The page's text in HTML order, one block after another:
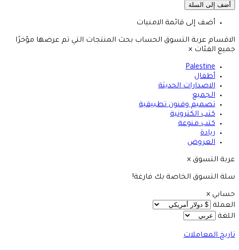
أضف إلى قائمة الامنيات
الاقسام عربة التسوق الحساب بحث المنتجات التي تم عرضها مؤخرًا
جميع الفئات ×
Palestine
أطفال
الاصدارات الحديثة
الجميع
تصميم وفنون تطبيقية
كتب الكترونية
كتب منوعة
ريادة
العروض
عربة التسوق ×
سلة التسوق الخاصة بك فارغة!
حسابي ×
العملة
اللغة
تاريخ المعاملات